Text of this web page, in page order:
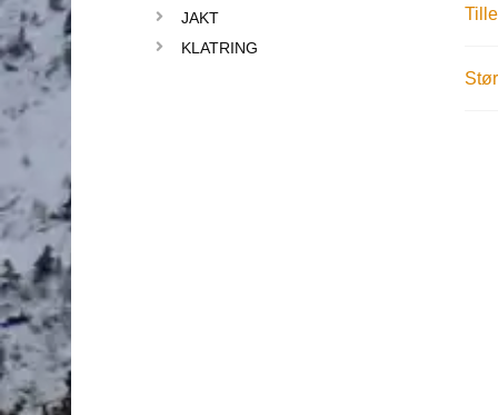
JAKT
KLATRING